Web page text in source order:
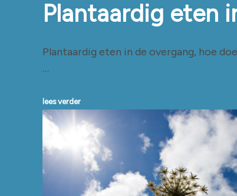
Plantaardig eten
Plantaardig eten in de overgang, hoe
…
lees verder